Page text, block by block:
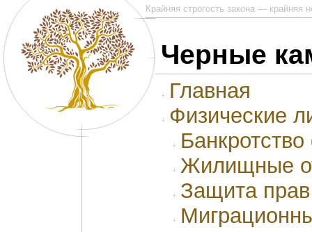
Крайняя строгость закона —
Черные
Главная
Физические
Жилищные
Защита